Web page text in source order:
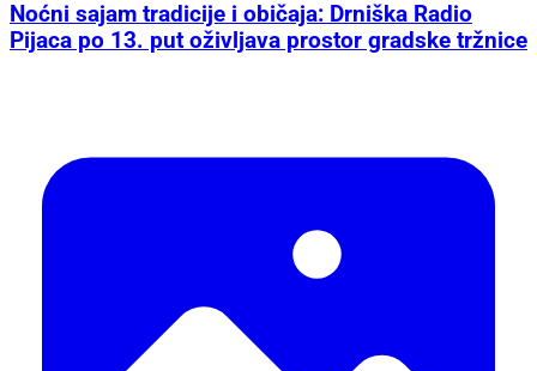
Noćni sajam tradicije i običaja: Drniška Radio
Pijaca po 13. put oživljava prostor gradske tržnice